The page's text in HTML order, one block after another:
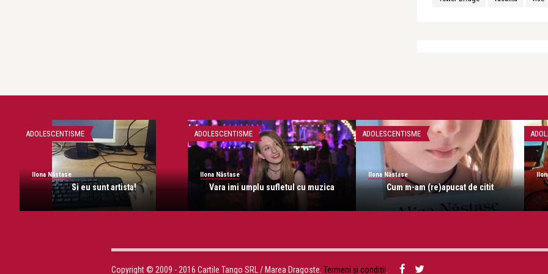
ADOLESCENTISME
Ilona Năstase
Si eu sunt artista!
ADOLESCENTISME
Ilona Năstase
Vara imi umplu sufletul cu muzica
ADOLESCENTISME
Ilona Năstase
Cum m-am (re)apucat de citit
Copyright © 2009 - 2016 Cartile Tango SRL / Marea Dragoste. Termeni și condiții